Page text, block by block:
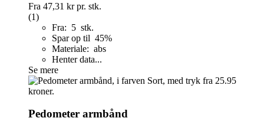
Fra 47,31 krpr. stk.
(1)
Fra: 5 stk.
Spar op til 45%
Materiale: abs
Henter data...
Se mere
Pedometer armbånd